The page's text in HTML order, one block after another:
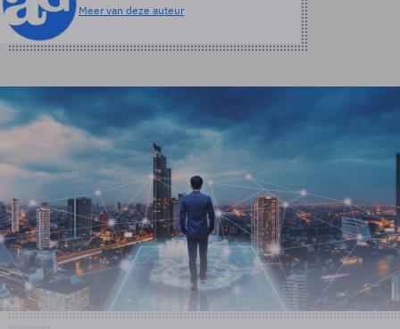
Meer van deze auteur